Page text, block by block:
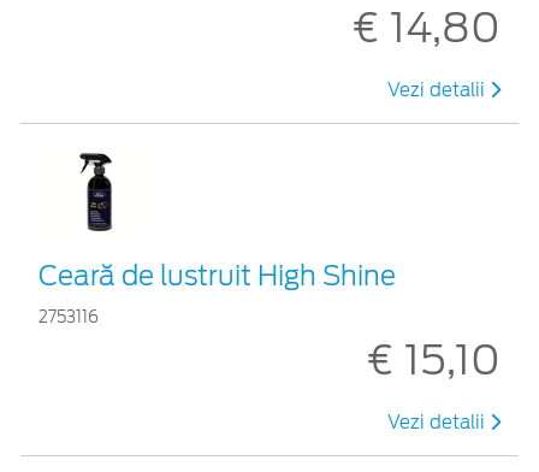
€ 14,80
Vezi detalii
Ceară de lustruit High Shine
2753116
€ 15,10
Vezi detalii